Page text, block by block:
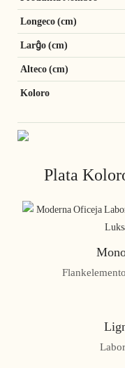
Longeco (cm)
Larĝo (cm)
Alteco (cm)
Koloro
Plata